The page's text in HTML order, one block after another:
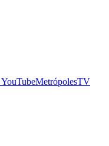
YouTubeMetrópolesTV